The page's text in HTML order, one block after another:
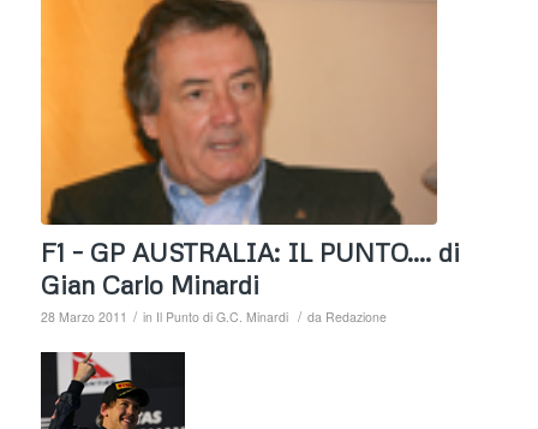
F1 – GP AUSTRALIA: IL PUNTO…. di
Gian Carlo Minardi
28 Marzo 2011 / in Il Punto di G.C. Minardi / da Redazione